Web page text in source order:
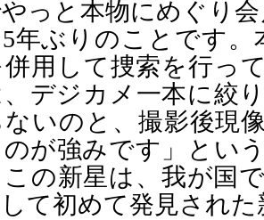
っと本物にめぐり
年ぶりのことです
用して捜索を行っ
デジカメ一本に絞
いのと、撮影後現
が強みです」とい
の新星は、我が国
て初めて発見され